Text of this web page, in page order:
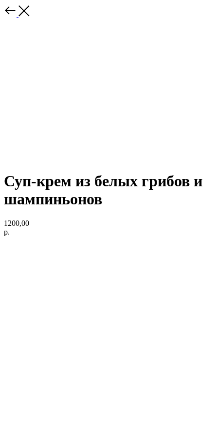
Суп-крем из белых грибов и
шампиньонов
1200,00
р.